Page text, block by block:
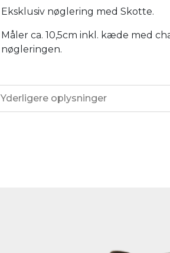
Eksklusiv nøglering med Skotte.
Måler ca. 10,5cm inkl. kæde med
nøgleringen.
Yderligere oplysninger